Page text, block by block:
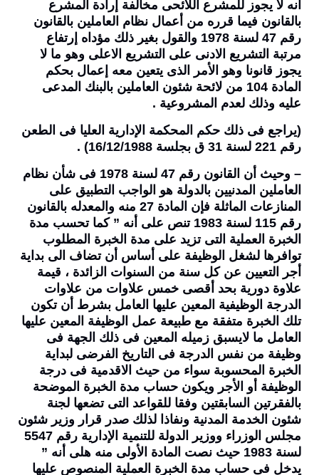
أنه لا يجوز للمشرع اللائحى مخالفة إرادة المشرع
بالقانون فيما قرره من أعمال نظام العاملين بالقانون
رقم 47 لسنة 1978 والقول بغير ذلك مؤداه إرتفاع
مرتبة التشريع الادنى على التشريع الاعلى وهو ما لا
يجوز قانونا وهو الأمر الذى يتعين معه إعمال بحكم
المادة 104 من لائحة شئون العاملين بالبنك المدعى
عليه وذلك لعدم المشروعية .
(يراجع فى ذلك حكم المحكمة الإدارية العليا فى الطعن
رقم 221 لسنة 31 ق بجلسة 16/12/1988) .
– وحيث أن القانون رقم 47 لسنة 1978 فى شأن نظام
العاملين المدنيين بالدولة هو الواجب التطبيق على
المنازعات الماثلة فإن المادة 27 منه والمعدله بالقانون
رقم 115 لسنة 1983 تنص على أنه ” كما تحسب مدة
الخبرة العملية التى تزيد على مدة الخبرة المطلوب
توافرها لشغل الوظيفة على أساس أن تضاف الى بداية
أجر التعيين عن كل سنة من السنوات الزائدة ، قيمة
علاوة دورية بحد أقصى خمس علاوات من علاوات
الدرجة الوظيفية المعين عليها العامل بشرط أن تكون
تلك الخبرة متفقة مع طبيعة عمل الوظيفة المعين عليها
العامل ما لايسبق زميله المعين فى ذلك الجهة فى
وظيفة من نفس الدرجة فى التاريخ الفرضى لبداية
الخبرة المحسوبة سواء من حيث الاقدمية فى درجة
الوظيفة أو الأجر ويكون حساب مدة الخبرة الموضحة
بالفقرتين السابقتين وفقا للقواعد التى تضعها لجنة
شئون الخدمة المدنية ونفاذا لذلك صدر قرار وزير شئون
مجلس الوزراء ووزير الدولة للتنمية الإدارية رقم 5547
لسنة 1983 حيث نصت المادة الأولى منه هلى أنه ”
يدخل فى حساب مدة الخبرة العملية المنصوص عليها